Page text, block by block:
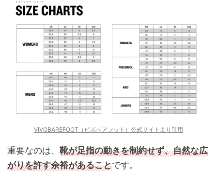
VIVOBAREFOOT（ビボベアフット）公式サイトより引用
重要なのは、 靴が足指の動きを制約せず、自然な広
がりを許す余裕があることです。